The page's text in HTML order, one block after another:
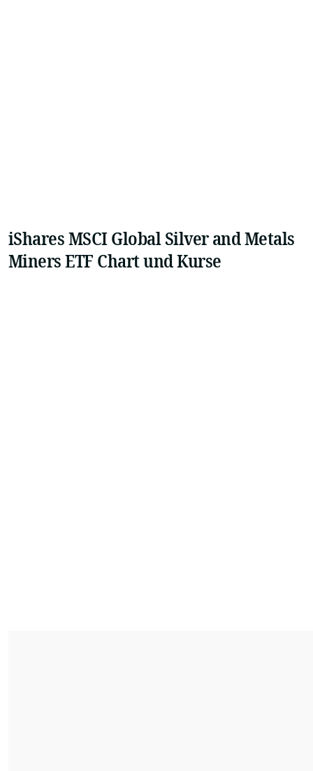
iShares MSCI Global Silver and Metals
Miners ETF Chart und Kurse